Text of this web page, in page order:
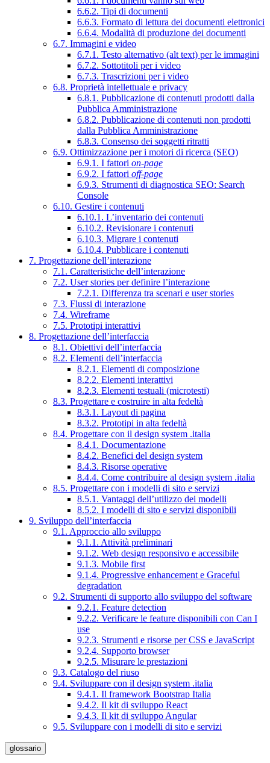
6.6.2. Tipi di documenti
6.6.3. Formato di lettura dei documenti elettronici
6.6.4. Modalità di produzione dei documenti
6.7. Immagini e video
6.7.1. Testo alternativo (alt text) per le immagini
6.7.2. Sottotitoli per i video
6.7.3. Trascrizioni per i video
6.8. Proprietà intellettuale e privacy
6.8.1. Pubblicazione di contenuti prodotti dalla
Pubblica Amministrazione
6.8.2. Pubblicazione di contenuti non prodotti
dalla Pubblica Amministrazione
6.8.3. Consenso dei soggetti ritratti
6.9. Ottimizzazione per i motori di ricerca (SEO)
6.9.1. I fattori on-page
6.9.2. I fattori off-page
6.9.3. Strumenti di diagnostica SEO: Search
Console
6.10. Gestire i contenuti
6.10.1. L’inventario dei contenuti
6.10.2. Revisionare i contenuti
6.10.3. Migrare i contenuti
6.10.4. Pubblicare i contenuti
7. Progettazione dell’interazione
7.1. Caratteristiche dell’interazione
7.2. User stories per definire l’interazione
7.2.1. Differenza tra scenari e user stories
7.3. Flussi di interazione
7.4. Wireframe
7.5. Prototipi interattivi
8. Progettazione dell’interfaccia
8.1. Obiettivi dell’interfaccia
8.2. Elementi dell’interfaccia
8.2.1. Elementi di composizione
8.2.2. Elementi interattivi
8.2.3. Elementi testuali (microtesti)
8.3. Progettare e costruire in alta fedeltà
8.3.1. Layout di pagina
8.3.2. Prototipi in alta fedeltà
8.4. Progettare con il design system .italia
8.4.1. Documentazione
8.4.2. Benefici del design system
8.4.3. Risorse operative
8.4.4. Come contribuire al design system .italia
8.5. Progettare con i modelli di sito e servizi
8.5.1. Vantaggi dell’utilizzo dei modelli
8.5.2. I modelli di sito e servizi disponibili
9. Sviluppo dell’interfaccia
9.1. Approccio allo sviluppo
9.1.1. Attività preliminari
9.1.2. Web design responsivo e accessibile
9.1.3. Mobile first
9.1.4. Progressive enhancement e Graceful
degradation
9.2. Strumenti di supporto allo sviluppo del software
9.2.1. Feature detection
9.2.2. Verificare le feature disponibili con Can I
use
9.2.3. Strumenti e risorse per CSS e JavaScript
9.2.4. Supporto browser
9.2.5. Misurare le prestazioni
9.3. Catalogo del riuso
9.4. Sviluppare con il design system .italia
9.4.1. Il framework Bootstrap Italia
9.4.2. Il kit di sviluppo React
9.4.3. Il kit di sviluppo Angular
9.5. Sviluppare con i modelli di sito e servizi
glossario